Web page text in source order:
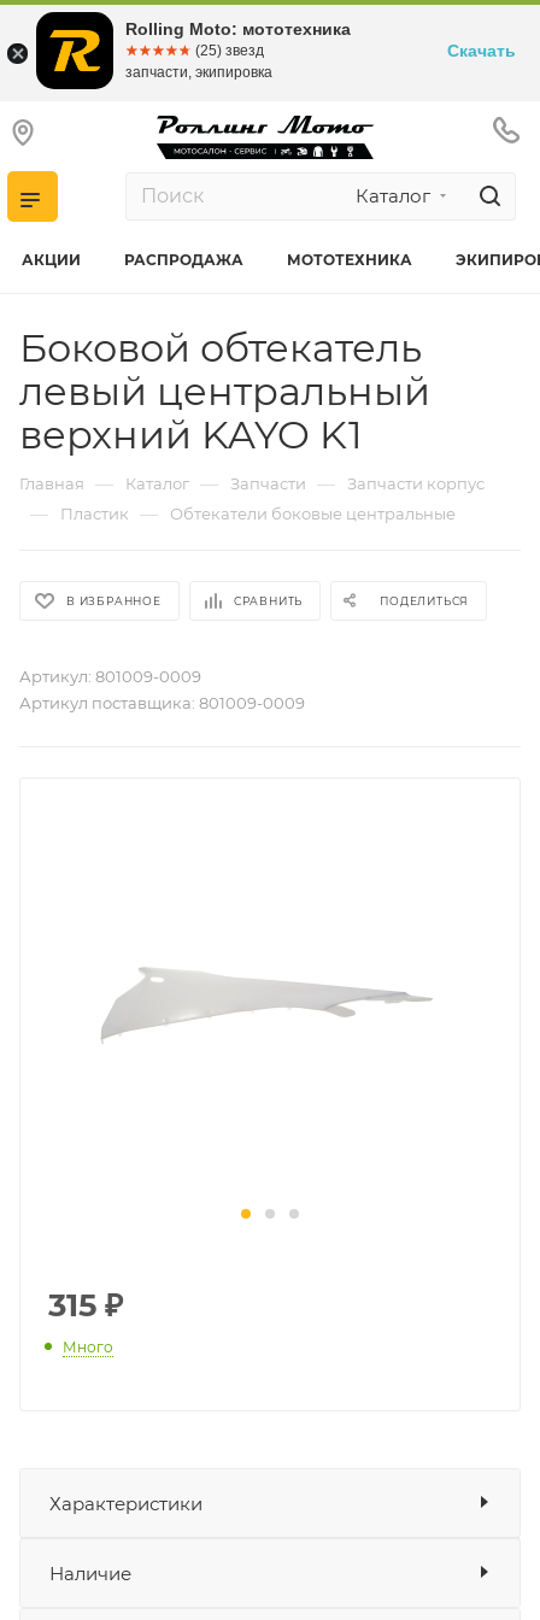
Каталог
АКЦИИ РАСПРОДАЖА МОТОТЕХНИКА
Боковой обтекатель
левый центральный
верхний KAYO K1
Главная — Каталог — Запчасти — Запчасти корпус
— Пластик — Обтекатели боковые центральные
В ИЗБРАННОЕ СРАВНИТЬ ПОДЕЛИТЬСЯ
Артикул: 801009-0009
Артикул поставщика: 801009-0009
315 ₽
Много
Характеристики
Подходит для
Наличие
Rolling Moto: мототехника
☆☆☆☆☆
★★★★★ (25) звезд
запчасти, экипировка
Скачать